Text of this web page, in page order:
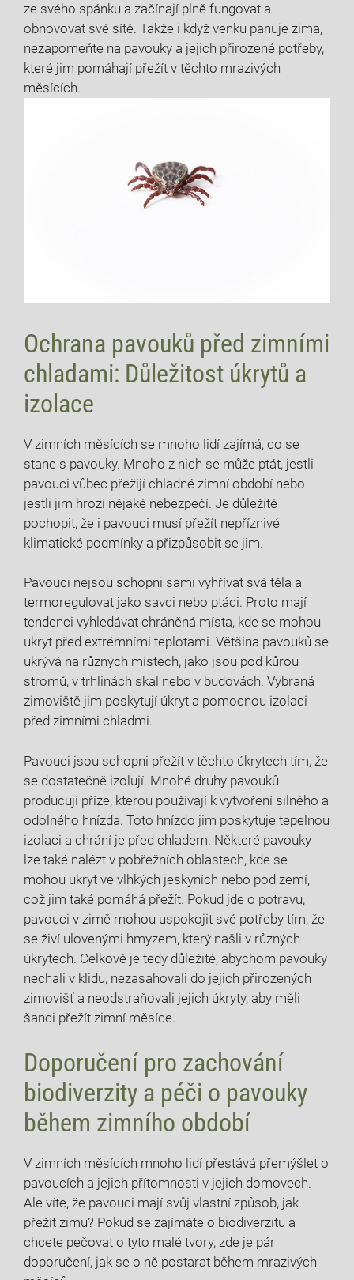
ze svého spánku a začínají plně fungovat a
obnovovat své sítě. Takže i když venku panuje zima,
nezapomeňte na pavouky a jejich přirozené potřeby,
které jim pomáhají přežít v těchto mrazivých
měsících.
Ochrana pavouků před zimními
chladami: Důležitost úkrytů a
izolace
V zimních měsících se mnoho lidí zajímá, co se
stane s pavouky. Mnoho z nich se může ptát, jestli
pavouci vůbec přežijí chladné zimní období nebo
jestli jim hrozí nějaké nebezpečí. Je důležité
pochopit, že i pavouci musí přežít nepříznivé
klimatické podmínky a přizpůsobit se jim.
Pavouci nejsou schopni sami vyhřívat svá těla a
termoregulovat jako savci nebo ptáci. Proto mají
tendenci vyhledávat chráněná místa, kde se mohou
ukryt před extrémními teplotami. Většina pavouků se
ukrývá na různých místech, jako jsou pod kůrou
stromů, v trhlinách skal nebo v budovách. Vybraná
zimoviště jim poskytují úkryt a pomocnou izolaci
před zimními chladmi.
Pavouci jsou schopni přežít v těchto úkrytech tím, že
se dostatečně izolují. Mnohé druhy pavouků
producují příze, kterou používají k vytvoření silného a
odolného hnízda. Toto hnízdo jim poskytuje tepelnou
izolaci a chrání je před chladem. Některé pavouky
lze také nalézt v pobřežních oblastech, kde se
mohou ukryt ve vlhkých jeskyních nebo pod zemí,
což jim také pomáhá přežít. Pokud jde o potravu,
pavouci v zimě mohou uspokojit své potřeby tím, že
se živí ulovenými hmyzem, který našli v různých
úkrytech. Celkově je tedy důležité, abychom pavouky
nechali v klidu, nezasahovali do jejich přirozených
zimovišť a neodstraňovali jejich úkryty, aby měli
šanci přežít zimní měsíce.
Doporučení pro zachování
biodiverzity a péči o pavouky
během zimního období
V zimních měsících mnoho lidí přestává přemýšlet o
pavoucích a jejich přítomnosti v jejich domovech.
Ale víte, že pavouci mají svůj vlastní způsob, jak
přežít zimu? Pokud se zajímáte o biodiverzitu a
chcete pečovat o tyto malé tvory, zde je pár
doporučení, jak se o ně postarat během mrazivých